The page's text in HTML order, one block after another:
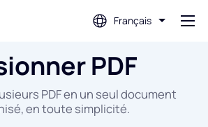
Français
PDF
PDF en un seul document
en toute simplicité.